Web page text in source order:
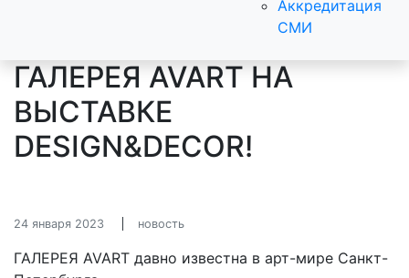
Аккредитация
СМИ
ГАЛЕРЕЯ AVART НА
ВЫСТАВКЕ
DESIGN&DECOR!
24 января 2023 новость
ГАЛЕРЕЯ AVART давно известна в арт-мире Санкт-